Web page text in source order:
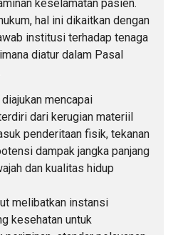
keselamatan pasien.
hal ini dikaitkan dengan
institusi terhadap tenaga
diatur dalam Pasal
mencapai
dari kerugian materiil
penderitaan fisik, tekanan
dampak jangka panjang
dan kualitas hidup
melibatkan instansi
kesehatan untuk